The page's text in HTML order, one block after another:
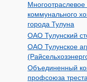
коммунального
города Тулуна
ОАО Тулунский
ОАО Тулунское
Объединенный
профсоюза треста